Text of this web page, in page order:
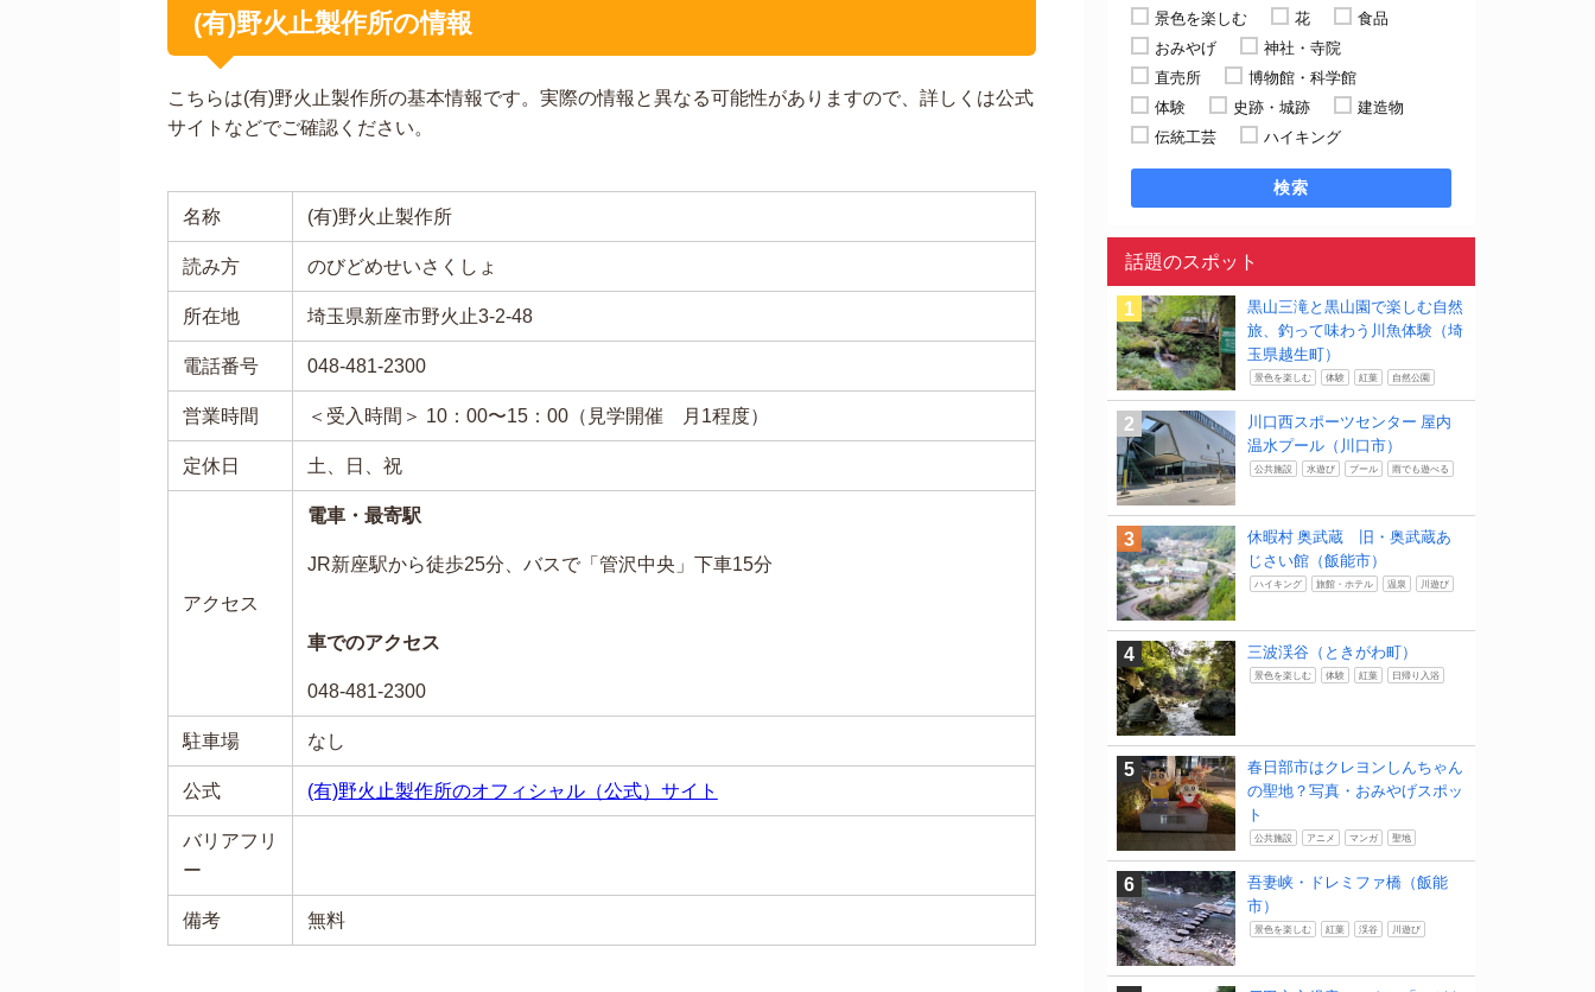
(有)野火止製作所の情報
こちらは(有)野火止製作所の基本情報です。実際の情報と異なる可能性がありますので、詳しくは公式
サイトなどでご確認ください。
名称 (有)野火止製作所
読み方 のびどめせいさくしょ
所在地 埼玉県新座市野火止3-2-48
電話番号 048-481-2300
営業時間 ＜受入時間＞ 10：00〜15：00（見学開催 月1程度）
定休日 土、日、祝
アクセス
電車・最寄駅
JR新座駅から徒歩25分、バスで「管沢中央」下車15分
車でのアクセス
048-481-2300
駐車場 なし
公式 (有)野火止製作所のオフィシャル（公式）サイト
バリアフリ
ー
備考 無料
景色を楽しむ 花
食品
おみやげ
神社・寺院
直売所
博物館・科学館
体験
史跡・城跡
建造物
伝統工芸
ハイキング
検索
話題のスポット
黒山三滝と黒山園で楽しむ自然
旅、釣って味わう川魚体験（埼
玉県越生町）
景色を楽しむ 体験 紅葉 自然公園
川口西スポーツセンター 屋内
温水プール（川口市）
公共施設 水遊び プール 雨でも遊べる
休暇村 奥武蔵 旧・奥武蔵あ
じさい館（飯能市）
ハイキング 旅館・ホテル 温泉 川遊び
三波渓谷（ときがわ町）
景色を楽しむ 体験 紅葉 日帰り入浴
春日部市はクレヨンしんちゃん
の聖地？写真・おみやげスポッ
ト
公共施設 アニメ マンガ 聖地
吾妻峡・ドレミファ橋（飯能
市）
景色を楽しむ 紅葉 渓谷 川遊び